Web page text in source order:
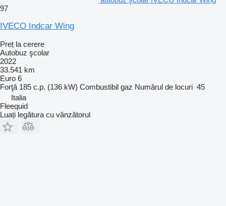
97
IVECO Indcar Wing
Preț la cerere
Autobuz şcolar
2022
33.541 km
Euro 6
Forţă 185 c.p. (136 kW) Combustibil gaz Numărul de locuri 45
Italia
Fleequid
Luați legătura cu vânzătorul